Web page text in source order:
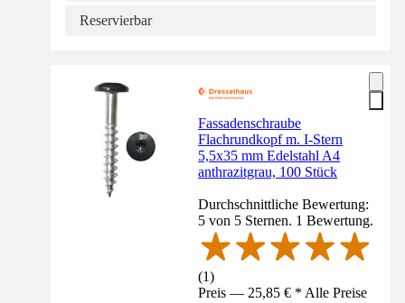
Reservierbar
Fassadenschraube
Flachrundkopf m. I-Stern
5,5x35 mm Edelstahl A4
anthrazitgrau, 100 Stück
Durchschnittliche Bewertung:
5 von 5 Sternen. 1 Bewertung.
(1)
Preis — 25,85 € * Alle Preise